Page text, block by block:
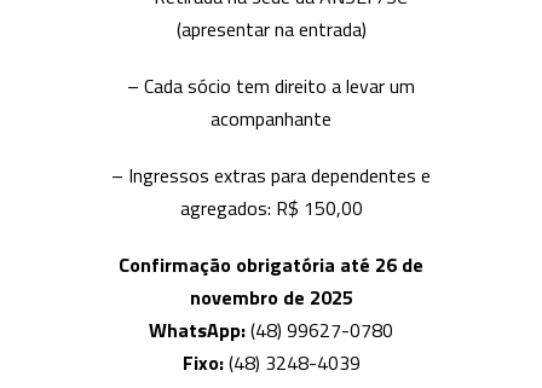
(apresentar na entrada)
– Cada sócio tem direito a levar um
acompanhante
– Ingressos extras para dependentes e
agregados: R$ 150,00
Confirmação obrigatória até 26 de
novembro de 2025
WhatsApp:(48) 99627-0780
Fixo:(48) 3248-4039